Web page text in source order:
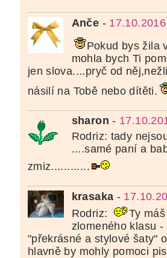
Anče -
Pokud bys žila
mohla bych Ti
jen slova....pryč od
násilí na Tobě nebo dítěti.
sharon -
Rodriz: tady
....samé paní a
zmiz............
krasaka -
Rodriz:
Ty
zlomeného klasu
"překrásné a stylové šaty"
hlavně by mohly pomoci